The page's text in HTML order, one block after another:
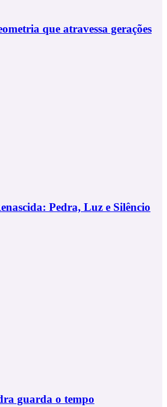
que atravessa gerações
Pedra, Luz e Silêncio
guarda o tempo